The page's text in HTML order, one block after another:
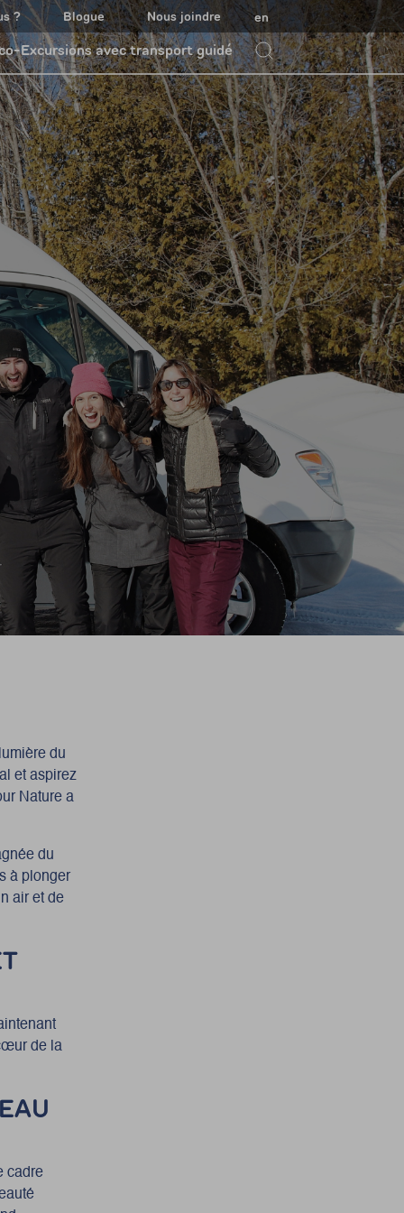
? Blogue Nous joindre en
Excursions avec transport guidé
du
et aspirez
Nature a
du
à plonger
air et de
de la
cadre